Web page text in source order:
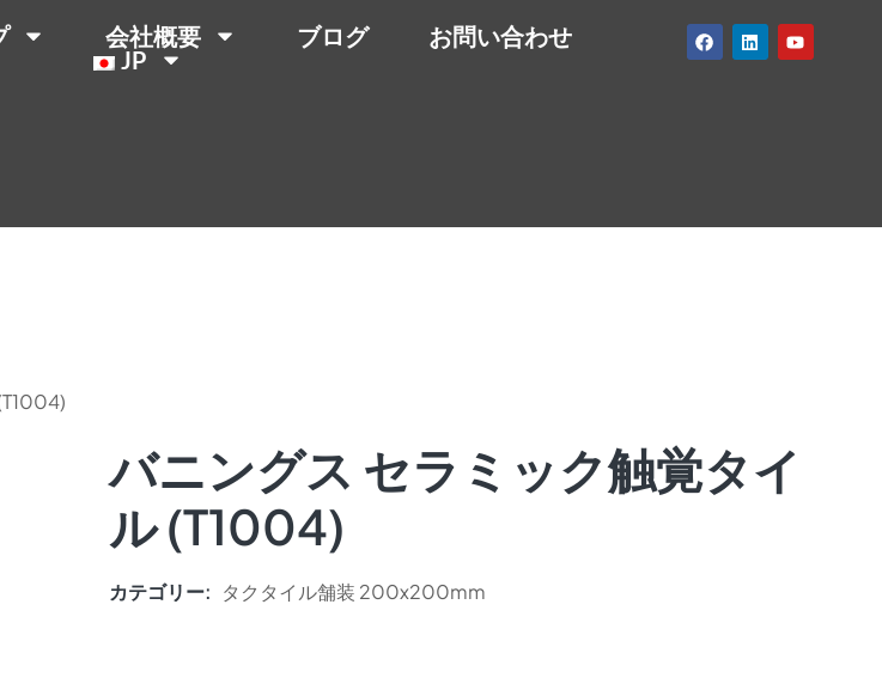
会社概要 ブログ
お問い合わせ
JP
バニングス セラミック触覚タイ
ル (T1004)
カテゴリー: タクタイル舗装 200x200mm